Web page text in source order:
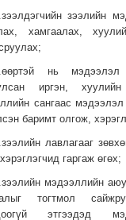
зээлийн
хамгаалах,
нь
иргэн,
сангаас мэдээлэл
баримт олгож,
лавлагааг
гаргаж өгөх;
мэдээллийн
тогтмол
этгээдэд